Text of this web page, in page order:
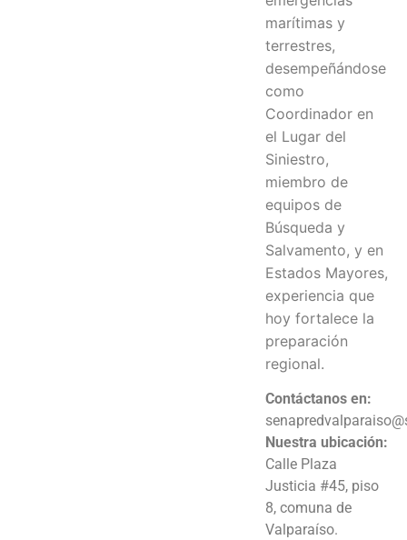
marítimas y
terrestres,
desempeñándose
como
Coordinador en
el Lugar del
Siniestro,
miembro de
equipos de
Búsqueda y
Salvamento, y en
Estados Mayores,
experiencia que
hoy fortalece la
preparación
regional.
Contáctanos en:
Nuestra ubicación:
Calle Plaza
Justicia #45, piso
8, comuna de
Valparaíso.